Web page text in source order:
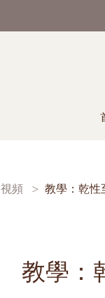
視頻 教學：乾性
教學：